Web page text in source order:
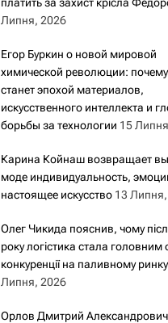
Липня, 2026
Егор Буркин о новой мировой
химической революции: почему
станет эпохой материалов,
искусственного интеллекта и
борьбы за технологии 15
Карина Койнаш возвращает
моде индивидуальность,
настоящее искусство 13
Олег Чикида пояснив, чому
року логістика стала
конкуренції на паливному ринку
Липня, 2026
Орлов Дмитрий